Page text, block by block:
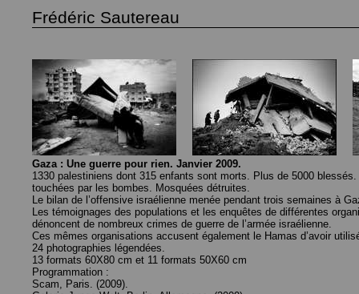
Frédéric Sautereau
Gaza : Une guerre pour rien. Janvier 2009.
1330 palestiniens dont 315 enfants sont morts. Plus de 5000
touchées par les bombes. Mosquées détruites.
Le bilan de l’offensive israélienne menée pendant trois semaines à
Les témoignages des populations et les enquêtes de différentes
dénoncent de nombreux crimes de guerre de l’armée israélienne.
Ces mêmes organisations accusent également le Hamas d’avoir
24 photographies légendées.
13 formats 60X80 cm et 11 formats 50X60 cm
Programmation :
Scam, Paris. (2009).